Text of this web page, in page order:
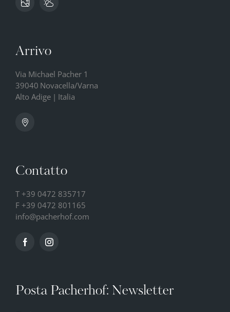
Arrivo
Via Michael Pacher 1
39040 Novacella/Varna
Alto Adige | Italia
Contatto
T +39 0472 835717
F +39 0472 801165
info@pacherhof.com
Posta Pacherhof: Newsletter